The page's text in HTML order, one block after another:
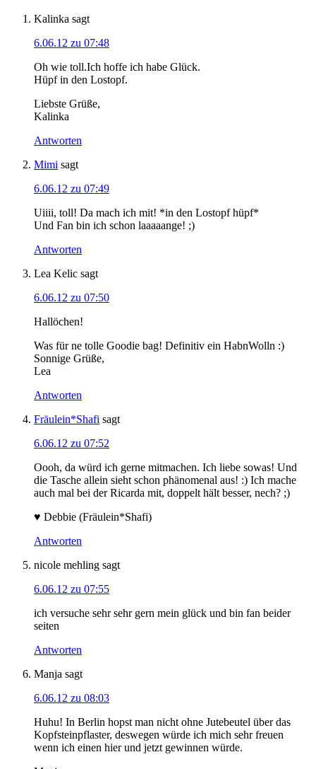
Kalinka sagt
6.06.12 zu 07:48
Oh wie toll.Ich hoffe ich habe Glück.
Hüpf in den Lostopf.
Liebste Grüße,
Kalinka
Antworten
Mimi sagt
6.06.12 zu 07:49
Uiiii, toll! Da mach ich mit! *in den Lostopf hüpf*
Und Fan bin ich schon laaaaange! ;)
Antworten
Lea Kelic sagt
6.06.12 zu 07:50
Hallöchen!
Was für ne tolle Goodie bag! Definitiv ein HabnWolln :)
Sonnige Grüße,
Lea
Antworten
Fräulein*Shafi sagt
6.06.12 zu 07:52
Oooh, da würd ich gerne mitmachen. Ich liebe sowas! Und
die Tasche allein sieht schon phänomenal aus! :) Ich mache
auch mal bei der Ricarda mit, doppelt hält besser, nech? ;)
♥ Debbie (Fräulein*Shafi)
Antworten
nicole mehling sagt
6.06.12 zu 07:55
ich versuche sehr sehr gern mein glück und bin fan beider
seiten
Antworten
Manja sagt
6.06.12 zu 08:03
Huhu! In Berlin hopst man nicht ohne Jutebeutel über das
Kopfsteinpflaster, deswegen würde ich mich sehr freuen
wenn ich einen hier und jetzt gewinnen würde.